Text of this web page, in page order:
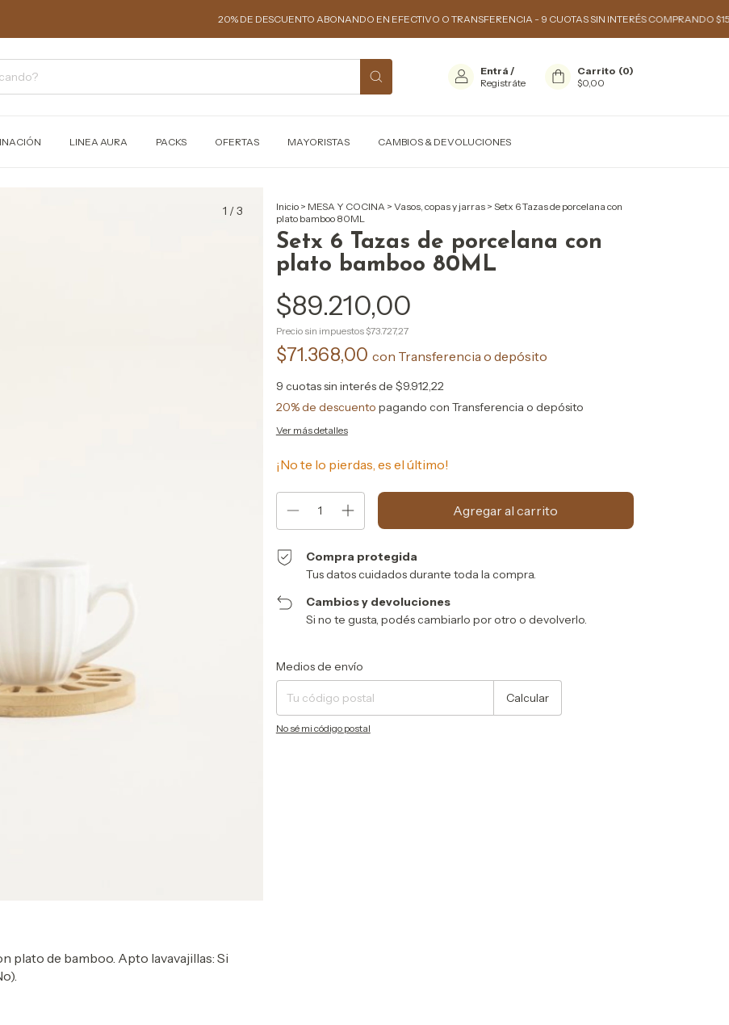
20% DE DESCUENTO ABONANDO EN EFECTIVO O TRANSFERENCIA - 9 CUOTAS SIN INTERÉS COMPRANDO $150.000
Entrá /
Registráte
Carrito (0)
$0,00
LINEA AURA PACKS OFERTAS MAYORISTAS CAMBIOS & DEVOLUCIONES
1 /3 Inicio > MESA Y COCINA > Vasos, copas y jarras > Setx 6 Tazas de porcelana con
plato bamboo 80ML
Setx 6 Tazas de porcelana con
plato bamboo 80ML
$89.210,00
Precio sin impuestos $73.727,27
$71.368,00 con Transferencia o depósito
9 cuotas sin interés de $9.912,22
20% de descuento pagando con Transferencia o depósito
Ver más detalles
¡No te lo pierdas, es el último!
Compra protegida
Tus datos cuidados durante toda la compra.
Cambios y devoluciones
Si no te gusta, podés cambiarlo por otro o devolverlo.
Entregas para el CP:
Medios de envío
Calcular
No sé mi código postal
plato de bamboo. Apto lavavajillas: Si